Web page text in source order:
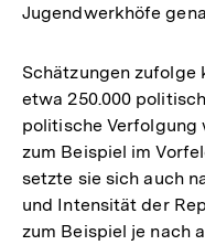
Jugendwerkhöfe
Schätzungen zufolge
etwa 250.000
politische Verfolgung
zum Beispiel im
setzte sie sich auch
und Intensität der
zum Beispiel je nach